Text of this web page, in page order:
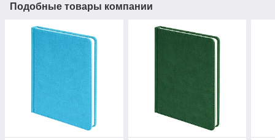
Подобные товары компании